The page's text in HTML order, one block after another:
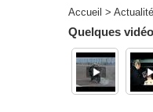
Accueil >
Quelques